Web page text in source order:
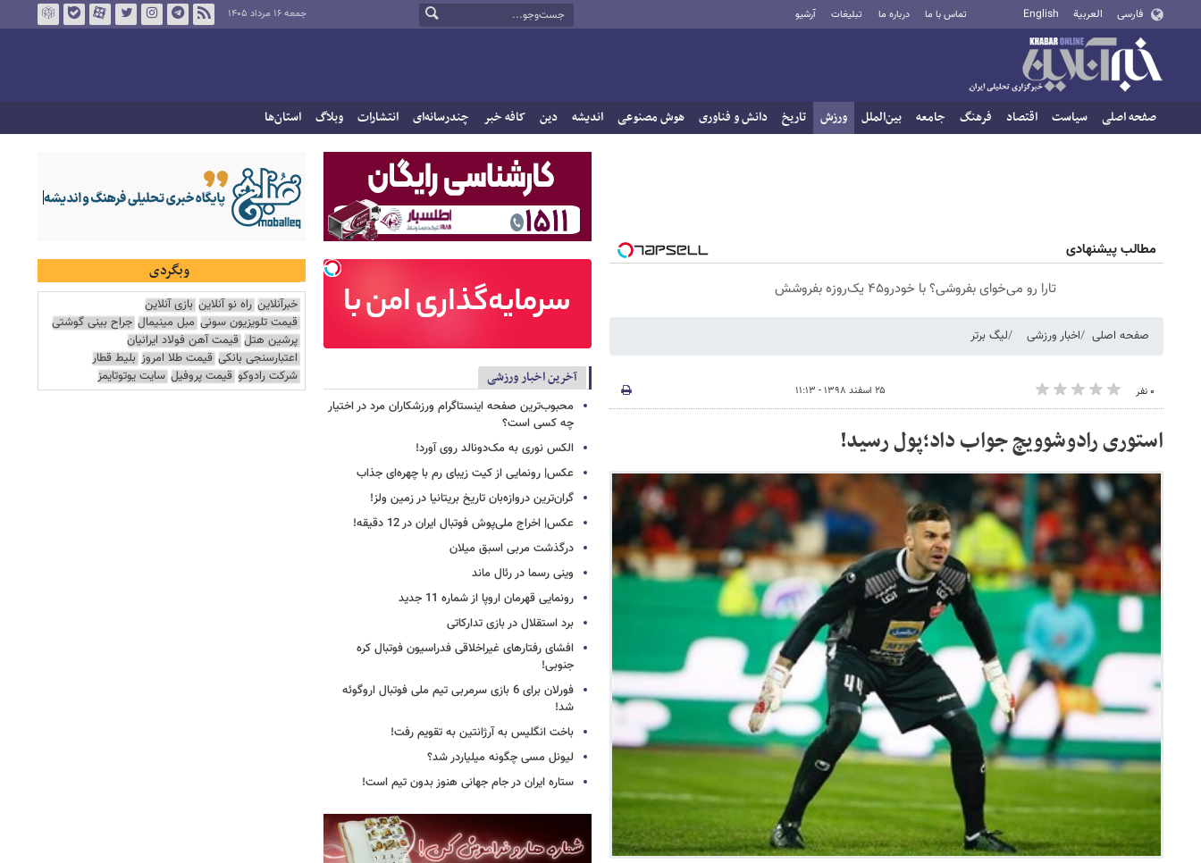
فارسی العربية English تماس با ما درباره ما تبلیغات آرشیو جمعه ۱۶ مرداد ۱۴۰۵
صفحه اصلی سیاست اقتصاد فرهنگ جامعه بین‌الملل ورزش تاریخ دانش و فناوری هوش مصنوعی اندیشه دین کافه خبر چندرسانه‌ای انتشارات وبلاگ استان‌ها
مطالب پیشنهادی
تارا رو می‌خوای بفروشی؟ با خودرو۴۵ یک‌روزه بفروشش
صفحه اصلی اخبار ورزشی لیگ برتر
۰ نفر ۲۵ اسفند ۱۳۹۸ - ۱۱:۱۳
استوری رادوشوویچ جواب داد؛پول رسید!
آخرین اخبار ورزشی
محبوب‌ترین صفحه اینستاگرام ورزشکاران مرد در اختیار
چه کسی است؟
الکس نوری به مک‌دونالد روی آورد!
عکس| رونمایی از کیت زیبای رم با چهره‌ای جذاب
گران‌ترین دروازه‌بان تاریخ بریتانیا در زمین ولز!
عکس| اخراج ملی‌پوش فوتبال ایران در 12 دقیقه!
درگذشت مربی اسبق میلان
وینی رسما در رئال ماند
رونمایی قهرمان اروپا از شماره 11 جدید
برد استقلال در بازی تدارکاتی
افشای رفتارهای غیراخلاقی فدراسیون فوتبال کره
جنوبی!
فورلان برای 6 بازی سرمربی تیم ملی فوتبال اروگوئه
شد!
باخت انگلیس به آرژانتین به تقویم رفت!
لیونل مسی چگونه میلیاردر شد؟
ستاره ایران در جام جهانی هنوز بدون تیم است!
وبگردی
خبرآنلاین راه نو آنلاین بازی آنلاین
قیمت تلویزیون سونی مبل مینیمال جراح بینی گوشتی
پرشین هتل قیمت آهن فولاد ایرانیان
اعتبارسنجی بانکی قیمت طلا امروز بلیط قطار
شرکت رادوکو قیمت پروفیل سایت یوتوتایمز